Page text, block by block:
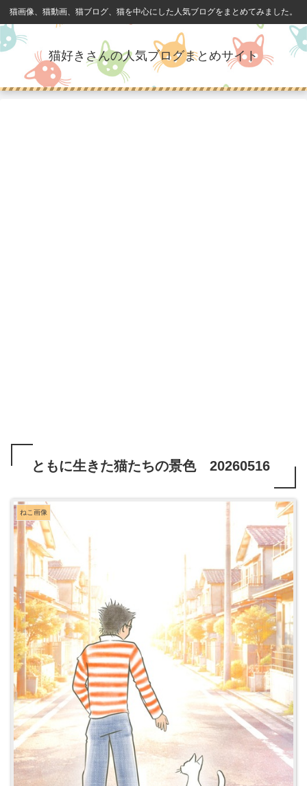
猫画像、猫動画、猫ブログ、猫を中心にした人気ブログをまとめてみました。
猫好きさんの人気ブログまとめサイト
ともに生きた猫たちの景色 20260516
ねこ画像